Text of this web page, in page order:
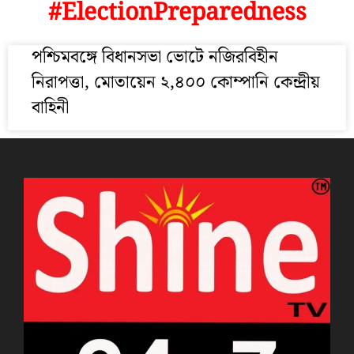
#ElectionPreparedness
পশ্চিমবঙ্গে বিধানসভা ভোটে নজিরবিহীন
নিরাপত্তা, মোতায়েন ২,৪০০ কোম্পানি কেন্দ্রীয়
বাহিনী